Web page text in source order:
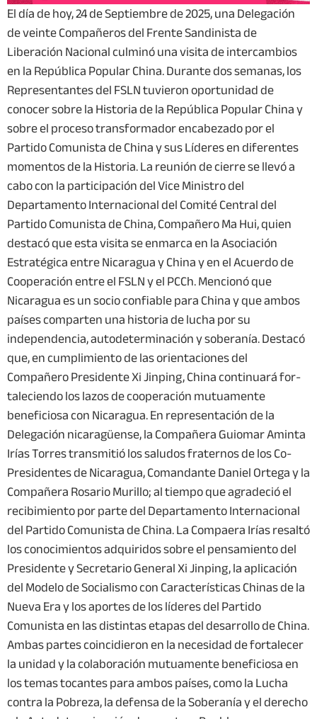
El día de hoy, 24 de Septiembre de 2025, una Delegación
de veinte Compañeros del Frente Sandinista de
Liberación Nacional culminó una visita de intercambios
en la República Popular China. Durante dos semanas, los
Representantes del FSLN tuvieron oportunidad de
conocer sobre la Historia de la República Popular China y
sobre el proceso transformador encabezado por el
Partido Comunista de China y sus Líderes en diferentes
momentos de la Historia. La reunión de cierre se llevó a
cabo con la participación del Vice Ministro del
Departamento Internacional del Comité Central del
Partido Comunista de China, Compañero Ma Hui, quien
destacó que esta visita se enmarca en la Asociación
Estratégica entre Nicaragua y China y en el Acuerdo de
Cooperación entre el FSLN y el PCCh. Mencionó que
Nicaragua es un socio confiable para China y que ambos
países comparten una historia de lucha por su
independencia, autodeterminación y soberanía. Destacó
que, en cumplimiento de las orientaciones del
Compañero Presidente Xi Jinping, China continuará for-
taleciendo los lazos de cooperación mutuamente
beneficiosa con Nicaragua. En representación de la
Delegación nicaragüense, la Compañera Guiomar Aminta
Irías Torres transmitió los saludos fraternos de los Co-
Presidentes de Nicaragua, Comandante Daniel Ortega y la
Compañera Rosario Murillo; al tiempo que agradeció el
recibimiento por parte del Departamento Internacional
del Partido Comunista de China. La Compaera Irías resaltó
los conocimientos adquiridos sobre el pensamiento del
Presidente y Secretario General Xi Jinping, la aplicación
del Modelo de Socialismo con Características Chinas de la
Nueva Era y los aportes de los líderes del Partido
Comunista en las distintas etapas del desarrollo de China.
Ambas partes coincidieron en la necesidad de fortalecer
la unidad y la colaboración mutuamente beneficiosa en
los temas tocantes para ambos países, como la Lucha
contra la Pobreza, la defensa de la Soberanía y el derecho